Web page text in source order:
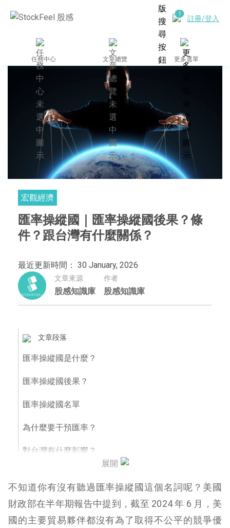
註冊/登入
任務中心 文章總覽 更多選單
宏觀經濟
匯率操縱國｜匯率操縱國後果？條
件？跟台灣有什麼關係？
最近更新時間： 30 January, 2026
文章來源
股感知識庫
作者
股感知識庫
文章段落
匯率操縱國是什麼？
匯率操縱國後果？
匯率操縱國名單
為什麼要干預匯率？
對台灣有什麼影響？
展開
不知道你有沒有聽過匯率操縱國這個名詞呢？美國
財政部在半年期報告中提到，截至 2024 年 6 月，美
國的主要貿易夥伴都沒有為了取得不公平的競爭優